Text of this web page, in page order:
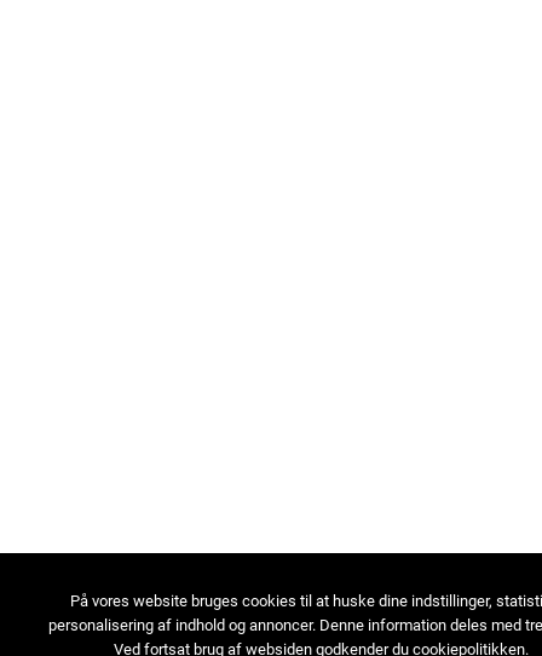
På vores website bruges cookies til at huske dine indstillinger,
personalisering af indhold og annoncer. Denne information deles med
Ved fortsat brug af websiden godkender du cookiepolitikken.